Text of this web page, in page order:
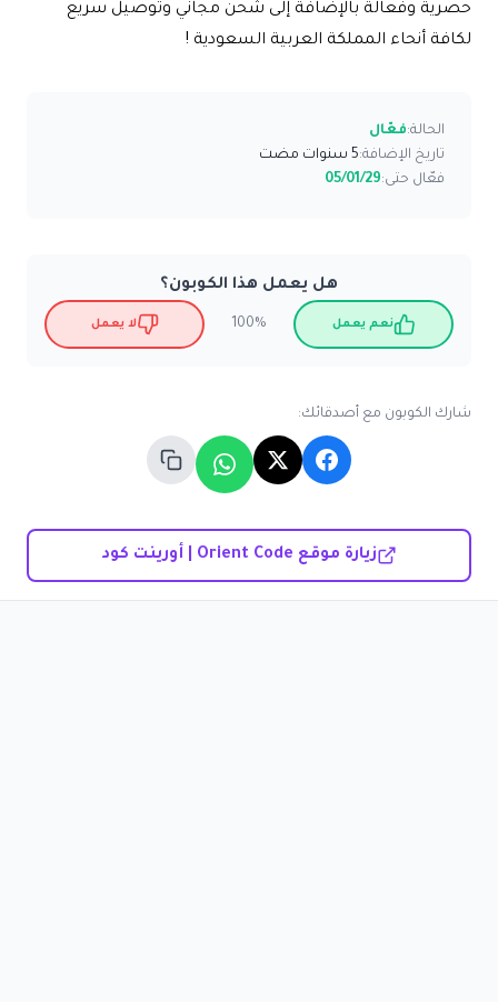
حصرية وفعالة بالإضافة إلى شحن مجاني وتوصيل سريع
لكافة أنحاء المملكة العربية السعودية !
الحالة:فعّال
تاريخ الإضافة:5 سنوات مضت
فعّال حتى:05/01/29
هل يعمل هذا الكوبون؟
نعم يعمل 100% لا يعمل
شارك الكوبون مع أصدقائك:
زيارة موقع Orient Code | أورينت كود